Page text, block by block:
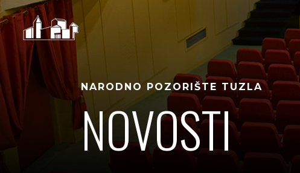
NARODNO POZORIŠTE TUZLA
NOVOSTI